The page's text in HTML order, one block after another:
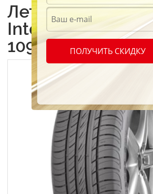
Летние шины
Intensa SUV 255/
109W
ПОЛУЧИТЬ СКИДКУ